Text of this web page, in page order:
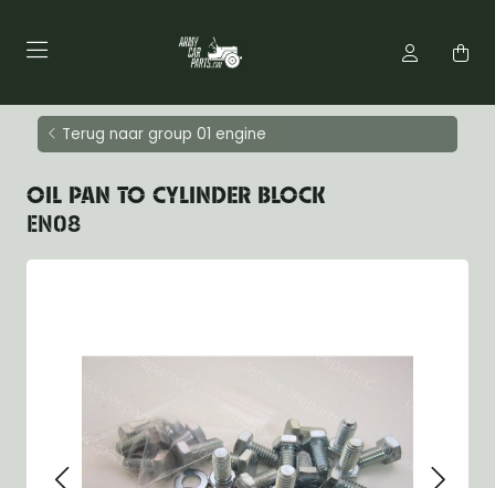
Terug naar group 01 engine
OIL PAN TO CYLINDER BLOCK
EN08